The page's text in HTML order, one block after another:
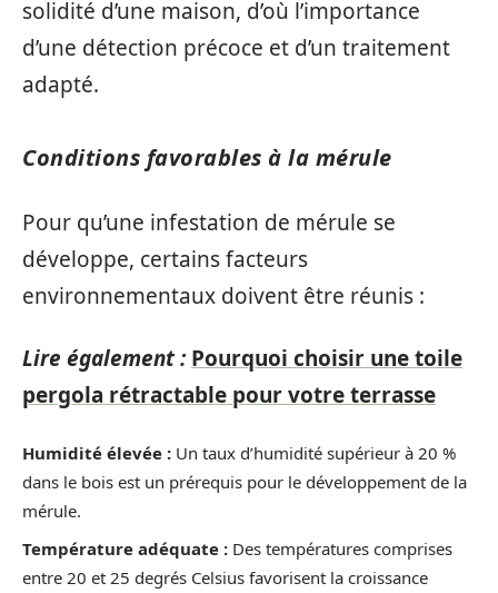
solidité d’une maison, d’où l’importance
d’une détection précoce et d’un traitement
adapté.
Conditions favorables à la mérule
Pour qu’une infestation de mérule se
développe, certains facteurs
environnementaux doivent être réunis :
Lire également : Pourquoi choisir une toile
pergola rétractable pour votre terrasse
Humidité élevée : Un taux d’humidité supérieur à 20 %
dans le bois est un prérequis pour le développement de la
mérule.
Température adéquate : Des températures comprises
entre 20 et 25 degrés Celsius favorisent la croissance